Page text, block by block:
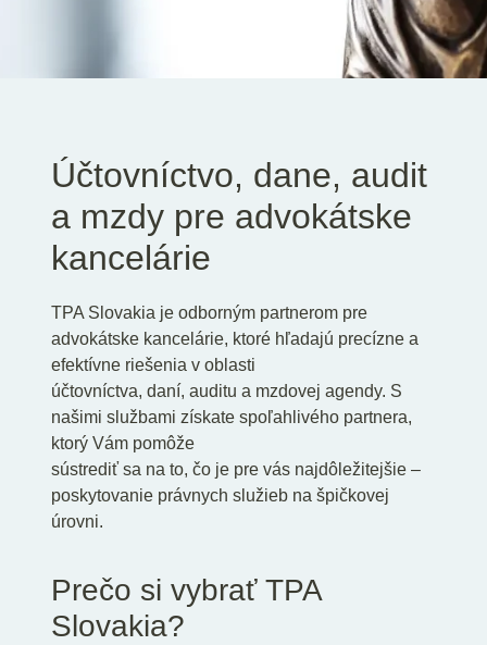
Účtovníctvo, dane, audit
a mzdy pre advokátske
kancelárie
TPA Slovakia je odborným partnerom pre
advokátske kancelárie, ktoré hľadajú precízne a
efektívne riešenia v oblasti
účtovníctva, daní, auditu a mzdovej agendy. S
našimi službami získate spoľahlivého partnera,
ktorý Vám pomôže
sústrediť sa na to, čo je pre vás najdôležitejšie –
poskytovanie právnych služieb na špičkovej
úrovni.
Prečo si vybrať TPA
Slovakia?